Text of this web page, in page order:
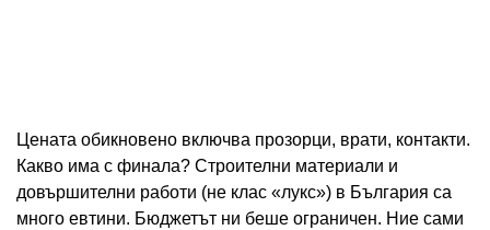
Цената обикновено включва прозорци, врати, контакти.
Какво има с финала? Строителни материали и
довършителни работи (не клас «лукс») в България са
много евтини. Бюджетът ни беше ограничен. Ние сами